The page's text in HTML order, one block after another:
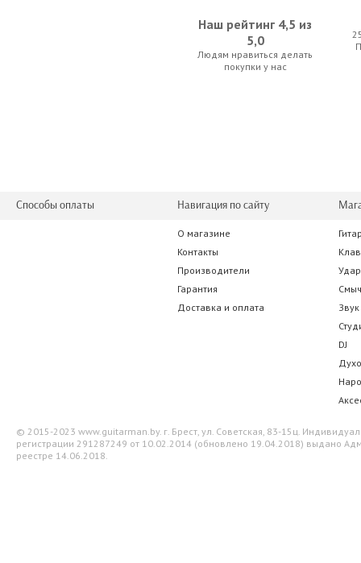
Electro-Harmonix Epitome Multi Effect Pedal
Dunlop M117R
0.00 р.
Electro-
0.00
Наш рейтинг 4,5 из
5,0
Людям нравиться делать
покупки у нас
Способы оплаты Навигация по сайту
О магазине
Контакты
Производители
Гарантия
Доставка и оплата
Звук
DJ
© 2015-2023 www.guitarman.by. г. Брест, ул. Советская, 83-15ц.
регистрации 291287249 от 10.02.2014 (обновлено 19.04.2018) выдано
реестре 14.06.2018.